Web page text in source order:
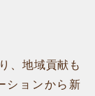
、地域貢献も
ションから新